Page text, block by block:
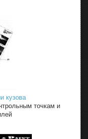
кузова
точкам и